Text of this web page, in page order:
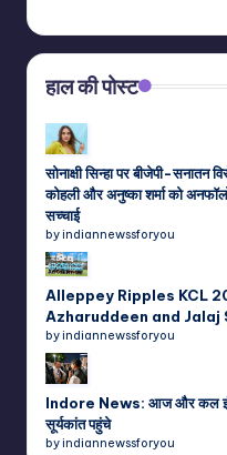
हाल की पोस्ट
सोनाक्षी सिन्हा पर बीजेपी-सनातन
कोहली और अनुष्का शर्मा को
सच्चाई
by indiannewssforyou
Alleppey Ripples KCL
Azharuddeen and
by indiannewssforyou
Indore News: आज और कल
सूर्यकांत पहुंचे
by indiannewssforyou